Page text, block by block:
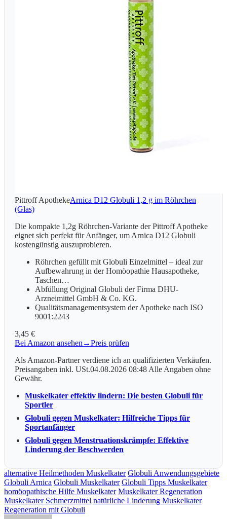
Pittroff ApothekeArnica D12 Globuli 1,2 g im Röhrchen
(Glas)
Die kompakte 1,2g Röhrchen-Variante der Pittroff Apotheke
eignet sich perfekt für Anfänger, um Arnica D12 Globuli
kostengünstig auszuprobieren.
Röhrchen gefüllt mit Globuli Einzelmittel – ideal zur
Aufbewahrung in der Homöopathie Hausapotheke,
Taschen…
Abfüllung Original Globuli der Firma DHU-
Arzneimittel GmbH & Co. KG.
Qualitätsmanagementsystem der Apotheke nach ISO
9001:2243
3,45 €
Bei Amazon ansehen →Preis prüfen
Als Amazon-Partner verdiene ich an qualifizierten Verkäufen.
Preisangaben inkl. USt.04.08.2026 08:48 Alle Angaben ohne
Gewähr.
Muskelkater effektiv lindern: Die besten Globuli für
Sportler
Globuli gegen Muskelkater: Hilfreiche Tipps für
Sportanfänger
Globuli gegen Menstruationskrämpfe: Effektive
Linderung der Beschwerden
alternative Heilmethoden Muskelkater Globuli Anwendungsgebiete
Globuli Arnica Globuli Muskelkater Globuli Tipps Muskelkater
homöopathische Hilfe Muskelkater Muskelkater Regeneration
Muskelkater Schmerzmittel natürliche Linderung Muskelkater
Regeneration mit Globuli